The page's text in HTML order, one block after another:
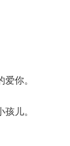
你。
儿。